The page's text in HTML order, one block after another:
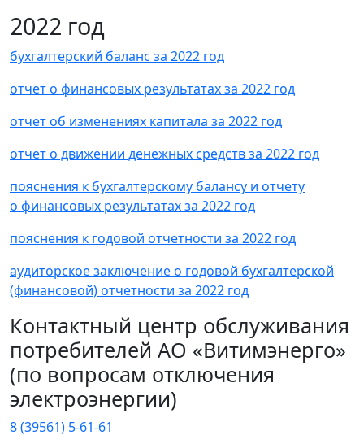
2022 год
бухгалтерский баланс за 2022 год
отчет о финансовых результатах за 2022 год
отчет об изменениях капитала за 2022 год
отчет о движении денежных средств за 2022 год
пояснения к бухгалтерскому балансу и отчету
о финансовых результатах за 2022 год
пояснения к годовой отчетности за 2022 год
аудиторское заключение о годовой бухгалтерской
(финансовой) отчетности за 2022 год
Контактный центр обслуживания
потребителей АО «Витимэнерго»
(по вопросам отключения
электроэнергии)
8 (39561) 5-61-61